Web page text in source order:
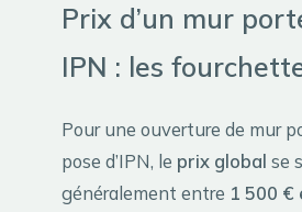
Prix d’un mur
IPN : les
Pour une ouverture de mur
pose d’IPN, le prix global se
généralement entre 1 500 €